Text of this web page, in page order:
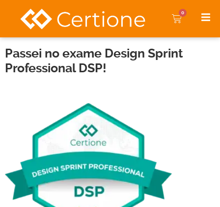
0
Passei no exame Design Sprint
Professional DSP!